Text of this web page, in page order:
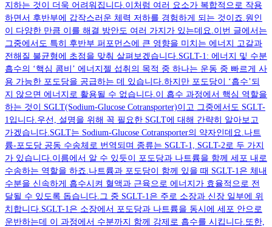
지하는 것이 더욱 어려워집니다.이처럼 여러 요소가 복합적으로 작용
하면서 후반부에 갑작스러운 체력 저하를 경험하게 되는 것이죠.원인
이 다양한 만큼 이를 해결 방안도 여러 가지가 있는데요.이번 글에서는
그중에서도 특히 후반부 퍼포먼스에 큰 영향을 미치는 에너지 고갈과
전해질 불균형에 초점을 맞춰 살펴보겠습니다.SGLT-1: 에너지 및 수분
흡수의 ‘핵심 콤비’ 에너지젤 섭취의 목적 중 하나는 운동 중 빠르게 사
용 가능한 포도당을 공급하는 데 있습니다.하지만 포도당이 ‘흡수’되
지 않으면 에너지로 활용될 수 없습니다.이 흡수 과정에서 핵심 역할을
하는 것이 SGLT(Sodium-Glucose Cotransporter)이고 그중에서도 SGLT-
1입니다.우선, 설명을 위해 꼭 필요한 SGLT에 대해 간략히 알아보고
가겠습니다.SGLT는 Sodium-Glucose Cotransporter의 약자인데요.나트
륨-포도당 공동 수송체로 번역되며 종류는 SGLT-1, SGLT-2로 두 가지
가 있습니다.이름에서 알 수 있듯이 포도당과 나트륨을 함께 세포 내로
수송하는 역할을 하죠.나트륨과 포도당이 함께 있을 때 SGLT-1은 체내
수분을 신속하게 흡수시켜 혈액과 근육으로 에너지가 효율적으로 전
달될 수 있도록 돕습니다.그 중 SGLT-1은 주로 소장과 신장 일부에 위
치합니다.SGLT-1은 소장에서 포도당과 나트륨을 동시에 세포 안으로
운반하는데 이 과정에서 수분까지 함께 강제로 흡수를 시킵니다.또한,